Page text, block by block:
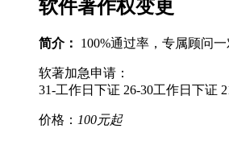
软件著作权变更
简介： 100%通过率，专属顾问
软著加急申请：
31-工作日下证 26-30工作日下证
价格： 100元起